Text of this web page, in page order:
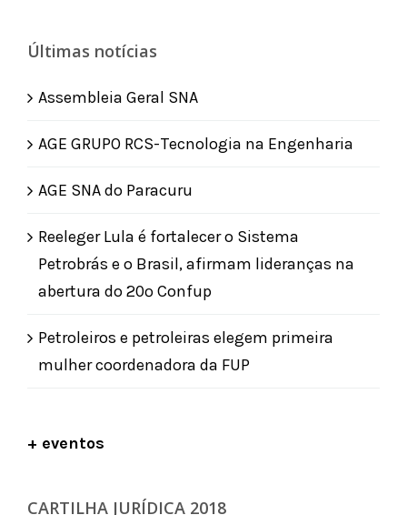
Últimas notícias
Assembleia Geral SNA
AGE GRUPO RCS-Tecnologia na Engenharia
AGE SNA do Paracuru
Reeleger Lula é fortalecer o Sistema
Petrobrás e o Brasil, afirmam lideranças na
abertura do 20º Confup
Petroleiros e petroleiras elegem primeira
mulher coordenadora da FUP
+ eventos
CARTILHA JURÍDICA 2018